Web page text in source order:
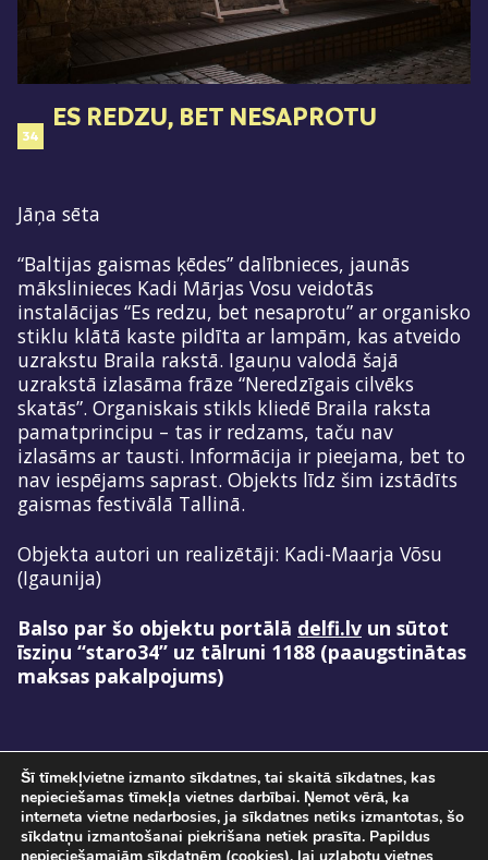
34
ES REDZU, BET NESAPROTU
Jāņa sēta
“Baltijas gaismas ķēdes” dalībnieces, jaunās
mākslinieces Kadi Mārjas Vosu veidotās
instalācijas “Es redzu, bet nesaprotu” ar organisko
stiklu klātā kaste pildīta ar lampām, kas atveido
uzrakstu Braila rakstā. Igauņu valodā šajā
uzrakstā izlasāma frāze “Neredzīgais cilvēks
skatās”. Organiskais stikls kliedē Braila raksta
pamatprincipu – tas ir redzams, taču nav
izlasāms ar tausti. Informācija ir pieejama, bet to
nav iespējams saprast. Objekts līdz šim izstādīts
gaismas festivālā Tallinā.
Objekta autori un realizētāji: Kadi-Maarja Võsu
(Igaunija)
Balso par šo objektu portālā delfi.lv un sūtot
īsziņu “staro34” uz tālruni 1188 (paaugstinātas
maksas pakalpojums)
Šī tīmekļvietne izmanto sīkdatnes, tai skaitā sīkdatnes, kas
nepieciešamas tīmekļa vietnes darbībai. Ņemot vērā, ka
interneta vietne nedarbosies, ja sīkdatnes netiks izmantotas, šo
sīkdatņu izmantošanai piekrišana netiek prasīta. Papildus